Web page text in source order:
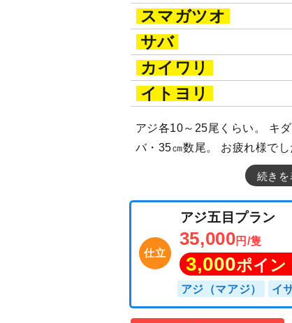
スマガツオ
サバ
カイワリ
イトヨリ
アジ各10～25尾くらい。 キ
バ・35㎝数尾。 お疲れ様でし
続きを
アジ五目プラ
35,000円/隻